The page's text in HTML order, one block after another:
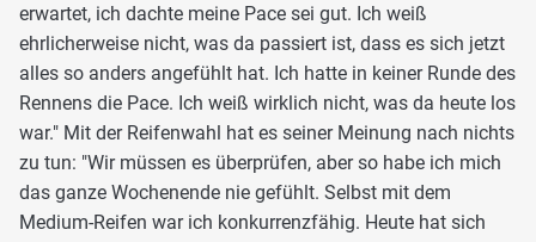
erwartet, ich dachte meine Pace sei gut. Ich weiß
ehrlicherweise nicht, was da passiert ist, dass es sich jetzt
alles so anders angefühlt hat. Ich hatte in keiner Runde des
Rennens die Pace. Ich weiß wirklich nicht, was da heute los
war." Mit der Reifenwahl hat es seiner Meinung nach nichts
zu tun: "Wir müssen es überprüfen, aber so habe ich mich
das ganze Wochenende nie gefühlt. Selbst mit dem
Medium-Reifen war ich konkurrenzfähig. Heute hat sich